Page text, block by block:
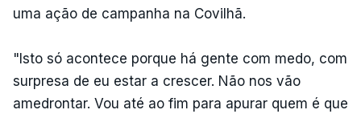
uma ação de campanha na Covilhã.
"Isto só acontece porque há gente com medo, com
surpresa de eu estar a crescer. Não nos vão
amedrontar. Vou até ao fim para apurar quem é que